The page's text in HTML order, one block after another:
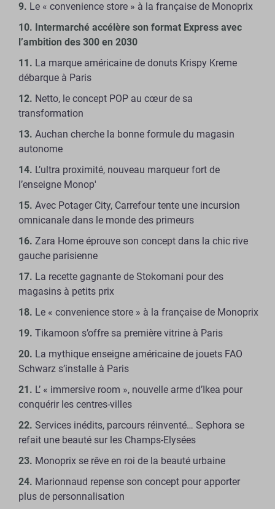
Le « convenience store » à la française de Monoprix
Intermarché accélère son format Express avec
l’ambition des 300 en 2030
La marque américaine de donuts Krispy Kreme
débarque à Paris
Netto, le concept POP au cœur de sa
transformation
Auchan cherche la bonne formule du magasin
autonome
L’ultra proximité, nouveau marqueur fort de
l’enseigne Monop'
Avec Potager City, Carrefour tente une incursion
omnicanale dans le monde des primeurs
Zara Home éprouve son concept dans la chic rive
gauche parisienne
La recette gagnante de Stokomani pour des
magasins à petits prix
Le « convenience store » à la française de Monoprix
Tikamoon s’offre sa première vitrine à Paris
La mythique enseigne américaine de jouets FAO
Schwarz s’installe à Paris
L’ « immersive room », nouvelle arme d’Ikea pour
conquérir les centres-villes
Services inédits, parcours réinventé… Sephora se
refait une beauté sur les Champs-Elysées
Monoprix se rêve en roi de la beauté urbaine
Marionnaud repense son concept pour apporter
plus de personnalisation